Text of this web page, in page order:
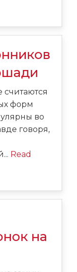
форм
во
говоря,
Read
на